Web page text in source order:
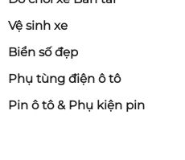
Vệ sinh xe
Biển số đẹp
Phụ tùng điện ô tô
Pin ô tô & Phụ kiện pin